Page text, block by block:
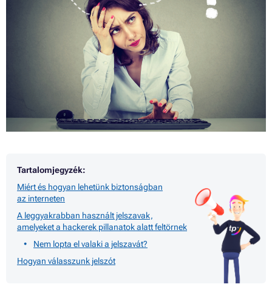
Tartalomjegyzék:
Miért és hogyan lehetünk biztonságban
az interneten
A leggyakrabban használt jelszavak,
amelyeket a hackerek pillanatok alatt feltörnek
Nem lopta el valaki a jelszavát?
Hogyan válasszunk jelszót